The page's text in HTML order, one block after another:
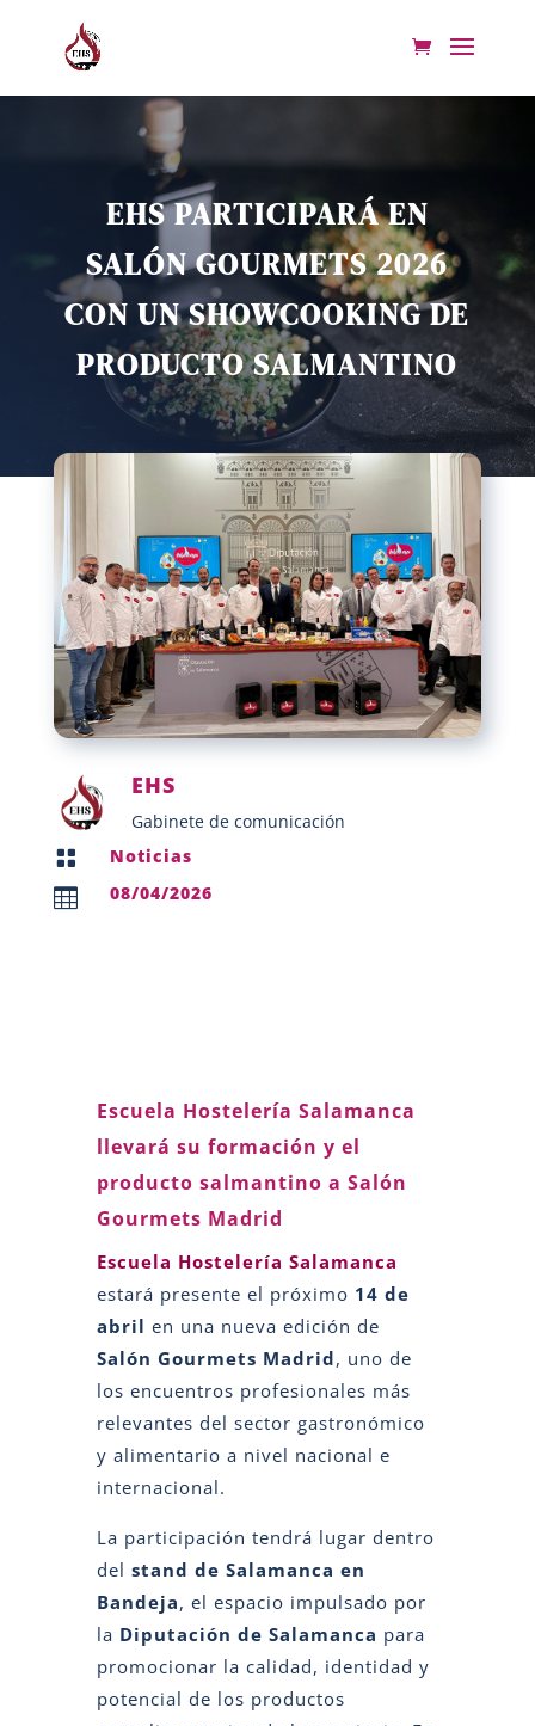
EHS PARTICIPARÁ EN
SALÓN GOURMETS 2026
CON UN SHOWCOOKING DE
PRODUCTO SALMANTINO
EHS
Gabinete de comunicación
 Noticias
 08/04/2026
Escuela Hostelería Salamanca
llevará su formación y el
producto salmantino a Salón
Gourmets Madrid
Escuela Hostelería Salamanca
estará presente el próximo 14 de
abril en una nueva edición de
Salón Gourmets Madrid, uno de
los encuentros profesionales más
relevantes del sector gastronómico
y alimentario a nivel nacional e
internacional.
La participación tendrá lugar dentro
del stand de Salamanca en
Bandeja, el espacio impulsado por
la Diputación de Salamanca para
promocionar la calidad, identidad y
potencial de los productos